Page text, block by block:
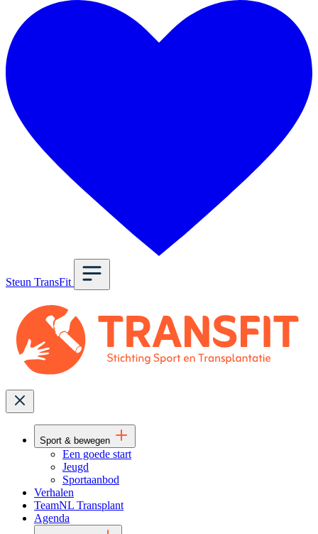
Steun TransFit
Sport & bewegen
Een goede start
Jeugd
Sportaanbod
Verhalen
TeamNL Transplant
Agenda